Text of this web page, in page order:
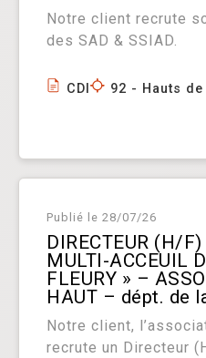
Notre client recrute
des SAD & SSIAD.
CDI
92 - Hauts de
Publié le 28/07/26
DIRECTEUR (H/
MULTI-ACCEUIL
FLEURY » –
HAUT – dépt. de
Notre client,
recrute un Directeur